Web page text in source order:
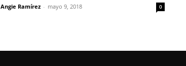
Angie Ramírez - mayo 9, 2018 0